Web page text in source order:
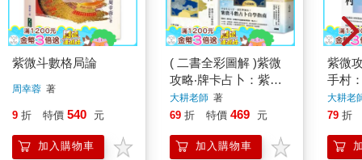
紫微斗數格局論
周幸蓉 著
9 折 特價 540 元
加入購物車
( 二書全彩圖解 )紫微
攻略‧牌卡占卜：紫微
斗數占卦50問＋星曜
解密
大耕老師 著
69 折 特價 469 元
加入購物車
紫微
手村
成為
輯和
大耕老
79 折